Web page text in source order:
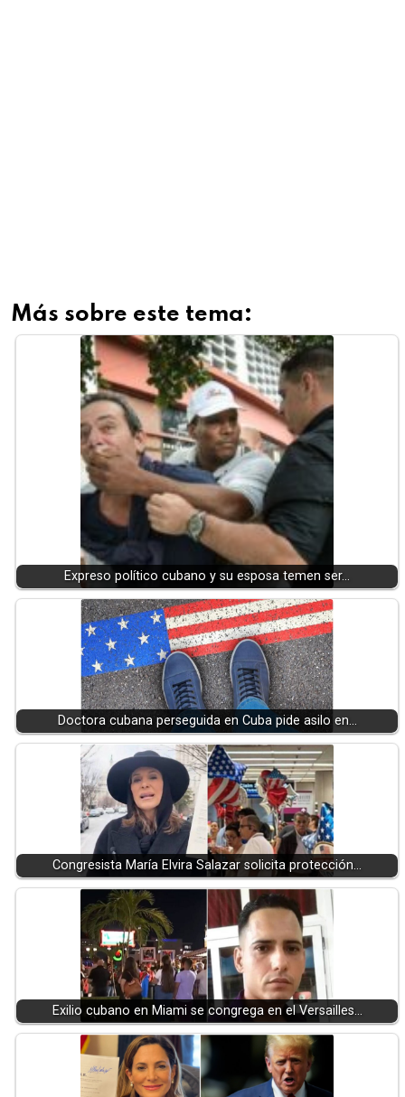
Más sobre este tema:
Expreso político cubano y su esposa temen ser…
Doctora cubana perseguida en Cuba pide asilo en…
Congresista María Elvira Salazar solicita protección…
Exilio cubano en Miami se congrega en el Versailles…